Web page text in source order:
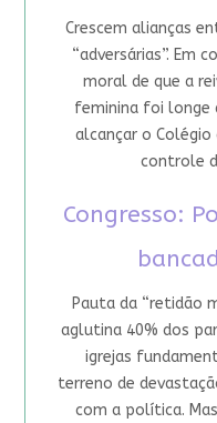
Crescem alianças
“adversárias”. Em
moral de que a
feminina foi longe
alcançar o Colégio
controle
Congresso:
Pauta da “retidão
aglutina 40% dos
igrejas
terreno de
com a política.